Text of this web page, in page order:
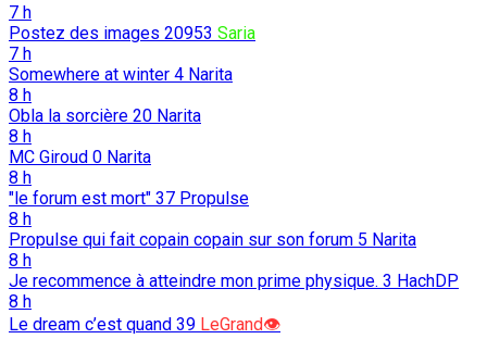
7 h
Postez des images 20953 Saria
7 h
Somewhere at winter 4 Narita
8 h
Obla la sorcière 20 Narita
8 h
MC Giroud 0 Narita
8 h
"le forum est mort" 37 Propulse
8 h
Propulse qui fait copain copain sur son forum 5 Narita
8 h
Je recommence à atteindre mon prime physique. 3 HachDP
8 h
Le dream c’est quand 39 LeGrand👁️